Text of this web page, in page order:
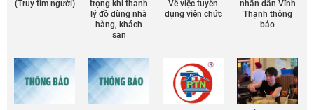
(Truy tìm người)
trọng khi thanh
lý đồ dùng nhà
hàng, khách
sạn
Về việc tuyển
dụng viên chức
nhân dân Vĩnh
Thạnh thông
báo